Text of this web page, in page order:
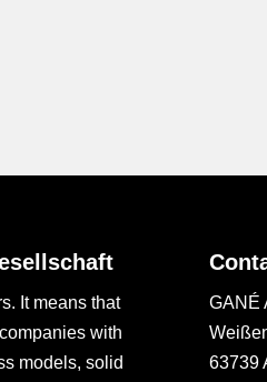
It means that
with
models, solid
GANÉ
63739